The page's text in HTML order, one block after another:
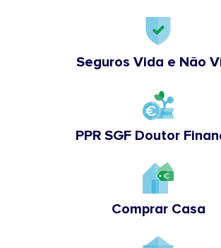
Seguros Vida e Não
PPR SGF Doutor
Comprar Casa